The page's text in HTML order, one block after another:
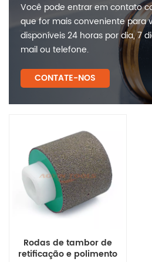
Você pode entrar em contato
que for mais conveniente para
disponíveis 24 horas por dia, 7
mail ou telefone.
CONTATE-NOS
Rodas de tambor de
retificação e polimento